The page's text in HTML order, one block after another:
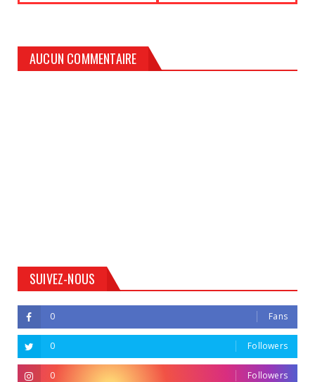
AUCUN COMMENTAIRE
SUIVEZ-NOUS
0 Fans
0 Followers
0 Followers